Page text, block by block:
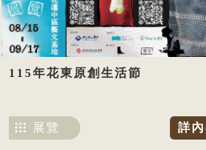
115年花東原創生活節
詳
展覽